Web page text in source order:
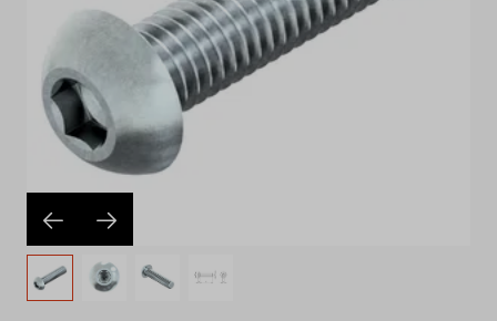
Pedidos de cotação
Marcas
Favoritos
Empresa
Contactos